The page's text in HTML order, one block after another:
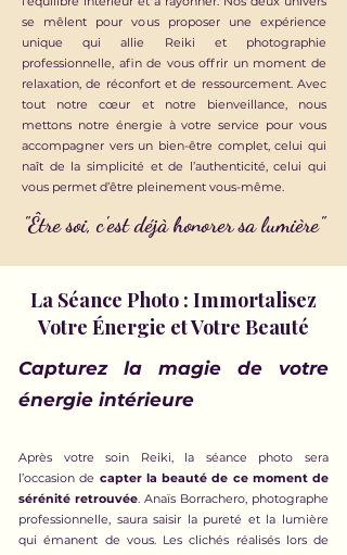
se mêlent pour vous proposer une expérience
unique qui allie Reiki et photographie
professionnelle, afin de vous offrir un moment de
relaxation, de réconfort et de ressourcement. Avec
tout notre cœur et notre bienveillance, nous
mettons notre énergie à votre service pour vous
accompagner vers un bien-être complet, celui qui
naît de la simplicité et de l’authenticité, celui qui
vous permet d’être pleinement vous-même.
"Être soi, c'est déjà honorer sa lumière"
La Séance Photo : Immortalisez
Votre Énergie et Votre Beauté
Capturez la magie de votre
énergie intérieure
Après votre soin Reiki, la séance photo sera
l’occasion de capter la beauté de ce moment de
sérénité retrouvée. Anaïs Borrachero, photographe
professionnelle, saura saisir la pureté et la lumière
qui émanent de vous. Les clichés réalisés lors de